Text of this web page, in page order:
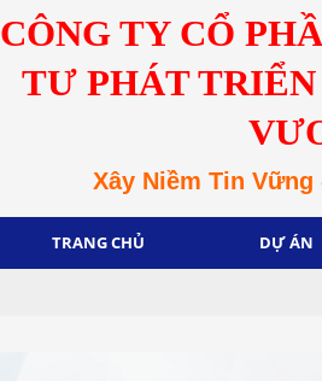
CÔNG TY CỔ
TƯ PHÁT
Xây Niềm Tin
TRANG CHỦ DỰ ÁN